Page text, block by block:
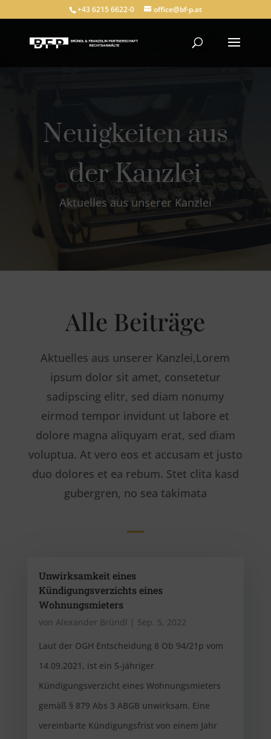
+43 6215 6622-0 office@bf-p.at
Neuigkeiten aus
der Kanzlei
Aktuelles aus unserer Kanzlei
Alle Beiträge
Aktuelles aus unserer Kanzlei,Lorem
ipsum dolor sit amet, consetetur
sadipscing elitr, sed diam nonumy
eirmod tempor invidunt ut labore et
dolore magna aliquyam erat, sed diam
voluptua. At vero eos et accusam et justo
duo dolores et ea rebum. Stet clita kasd
gubergren, no sea takimata
Unwirksamkeit eines
Kündigungsverzichts eines
Wohnungsmieters
von Alexander Bründl Sep. 5, 2022
Laut der OGH Entscheidung 8 Ob 94/21p vom
14.09.2021, ist ein 5-jähriger
Kündigungsverzicht eines Wohnungsmieters
gemäß § 879 Abs 3 ABGB unwirksam. Eine
vereinbarte Kündigungsfrist von einem Jahr